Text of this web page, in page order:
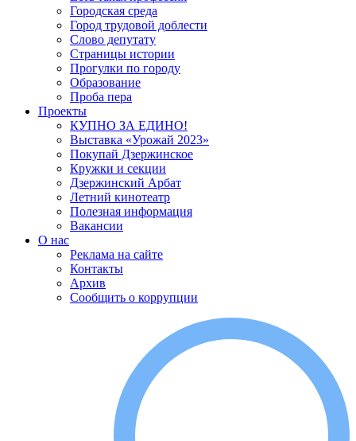
Городская среда
Город трудовой доблести
Слово депутату
Страницы истории
Прогулки по городу
Образование
Проба пера
Проекты
КУПНО ЗА ЕДИНО!
Выставка «Урожай 2023»
Покупай Дзержинское
Кружки и секции
Дзержинский Арбат
Летний кинотеатр
Полезная информация
Вакансии
О нас
Реклама на сайте
Контакты
Архив
Сообщить о коррупции